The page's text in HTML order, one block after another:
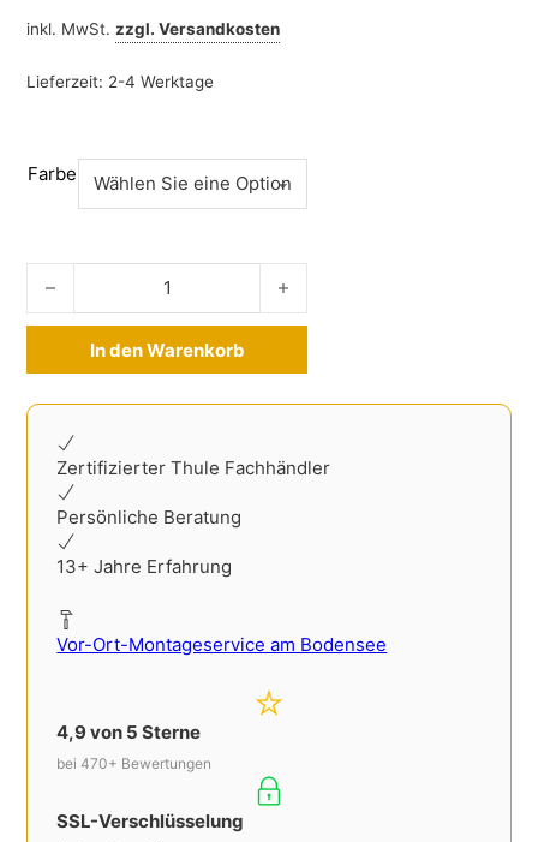
inkl. MwSt. zzgl.Versandkosten
Lieferzeit: 2-4 Werktage
Farbe
Thule Wingbar Edge Ford S-Max ab 2015- ohne Reling
In den Warenkorb
Zertifizierter Thule Fachhändler
Persönliche Beratung
13+ Jahre Erfahrung
Vor-Ort-Montageservice am Bodensee
4,9 von 5 Sterne
bei 470+ Bewertungen
SSL-Verschlüsselung